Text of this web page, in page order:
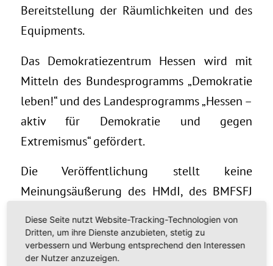
Bereitstellung der Räumlichkeiten und des
Equipments.
Das Demokratiezentrum Hessen wird mit
Mitteln des Bundesprogramms „Demokratie
leben!“ und des Landesprogramms „Hessen –
aktiv für Demokratie und gegen
Extremismus“ gefördert.
Die Veröffentlichung stellt keine
Meinungsäußerung des HMdI, des BMFSFJ
tragen die Autorinnen und Autoren die
Verantwortung.
Diese Seite nutzt Website-Tracking-Technologien von
Dritten, um ihre Dienste anzubieten, stetig zu
verbessern und Werbung entsprechend den Interessen
der Nutzer anzuzeigen.